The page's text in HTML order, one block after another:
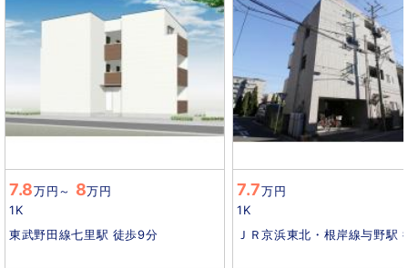
7.8万円～ 8万円
1K
東武野田線七里駅 徒歩9分
7.7万円
1K
ＪＲ京浜東北・根岸線与野駅